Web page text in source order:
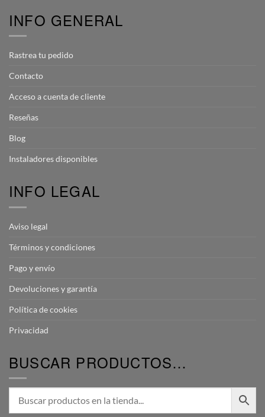
INFO GENERAL
Rastrea tu pedido
Contacto
Acceso a cuenta de cliente
Reseñas
Blog
Instaladores disponibles
INFO LEGAL
Aviso legal
Términos y condiciones
Pago y envío
Devoluciones y garantía
Política de cookies
Privacidad
BUSCAR PRODUCTOS…